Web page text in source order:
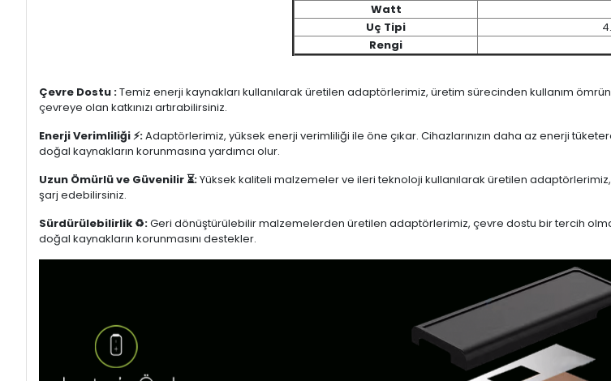
Watt
Uç Tipi
Rengi
Çevre Dostu :Temiz enerji kaynakları kullanılarak üretilen adaptörlerimiz, üretim sürecinden kullanım
çevreye olan katkınızı artırabilirsiniz.
Enerji Verimliliği ⚡:Adaptörlerimiz, yüksek enerji verimliliği ile öne çıkar. Cihazlarınızın daha az enerji
doğal kaynakların korunmasına yardımcı olur.
Uzun Ömürlü ve Güvenilir ⏳:Yüksek kaliteli malzemeler ve ileri teknoloji kullanılarak üretilen adaptörlerimiz,
şarj edebilirsiniz.
Sürdürülebilirlik ♻️:Geri dönüştürülebilir malzemelerden üretilen adaptörlerimiz, çevre dostu bir tercih
doğal kaynakların korunmasını destekler.